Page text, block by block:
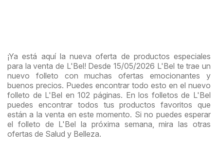
¡Ya está aquí la nueva oferta de productos especiales
para la venta de L'Bel! Desde 15/05/2026 L'Bel te trae un
nuevo folleto con muchas ofertas emocionantes y
buenos precios. Puedes encontrar todo esto en el nuevo
folleto de L'Bel en 102 páginas. En los folletos de L'Bel
puedes encontrar todos tus productos favoritos que
están a la venta en este momento. Si no puedes esperar
el folleto de L'Bel la próxima semana, mira las otras
ofertas de Salud y Belleza.